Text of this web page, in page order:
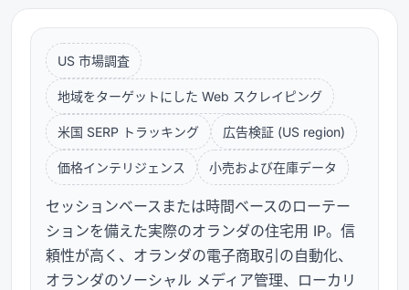
US 市場調査
地域をターゲットにした Web スクレイピング
米国 SERP トラッキング 広告検証 (US region)
価格インテリジェンス 小売および在庫データ
セッションベースまたは時間ベースのローテー
ションを備えた実際のオランダの住宅用 IP。信
頼性が高く、オランダの電子商取引の自動化、
オランダのソーシャル メディア管理、ローカリ